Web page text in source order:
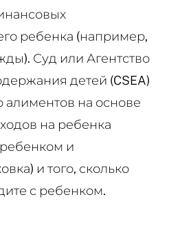
ребенка (например,
Суд или Агентство
детей (CSEA)
алиментов на основе
на ребенка
и
и того, сколько
с ребенком.